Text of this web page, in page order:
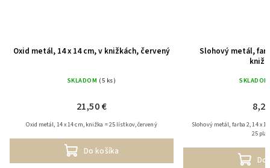
Oxid metál, 14 x 14 cm, v knižkách, červený
SKLADOM (5 ks)
21,50 €
Do košíka
Oxid metál, 14 x 14 cm, knižka = 25 lístkov, červený
Slohový metál,
SKLADOM
Do
Slohový metál, farba 2, 14 x
25